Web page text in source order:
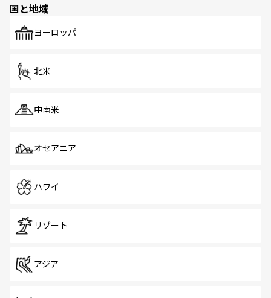
で、ホーカーズは地元の風情を楽しめる外せないスポット
国と地域
ヨーロッパ
北米
中南米
オセアニア
ハワイ
リゾート
アジア